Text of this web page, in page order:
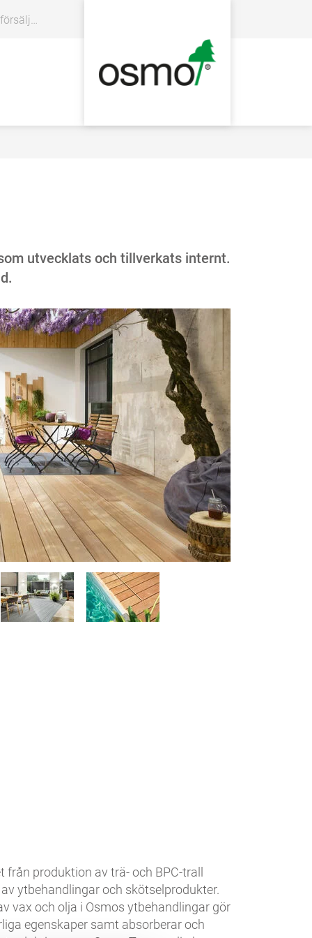
utvecklats och tillverkats internt.
produktion av trä- och BPC-trall
ytbehandlingar och skötselprodukter.
vax och olja i Osmos ytbehandlingar gör
egenskaper samt absorberar och